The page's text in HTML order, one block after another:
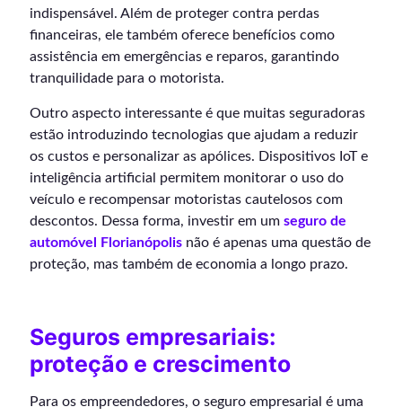
indispensável. Além de proteger contra perdas
financeiras, ele também oferece benefícios como
assistência em emergências e reparos, garantindo
tranquilidade para o motorista.
Outro aspecto interessante é que muitas seguradoras
estão introduzindo tecnologias que ajudam a reduzir
os custos e personalizar as apólices. Dispositivos IoT e
inteligência artificial permitem monitorar o uso do
veículo e recompensar motoristas cautelosos com
descontos. Dessa forma, investir em um seguro de
automóvel Florianópolis não é apenas uma questão de
proteção, mas também de economia a longo prazo.
Seguros empresariais:
proteção e crescimento
Para os empreendedores, o seguro empresarial é uma